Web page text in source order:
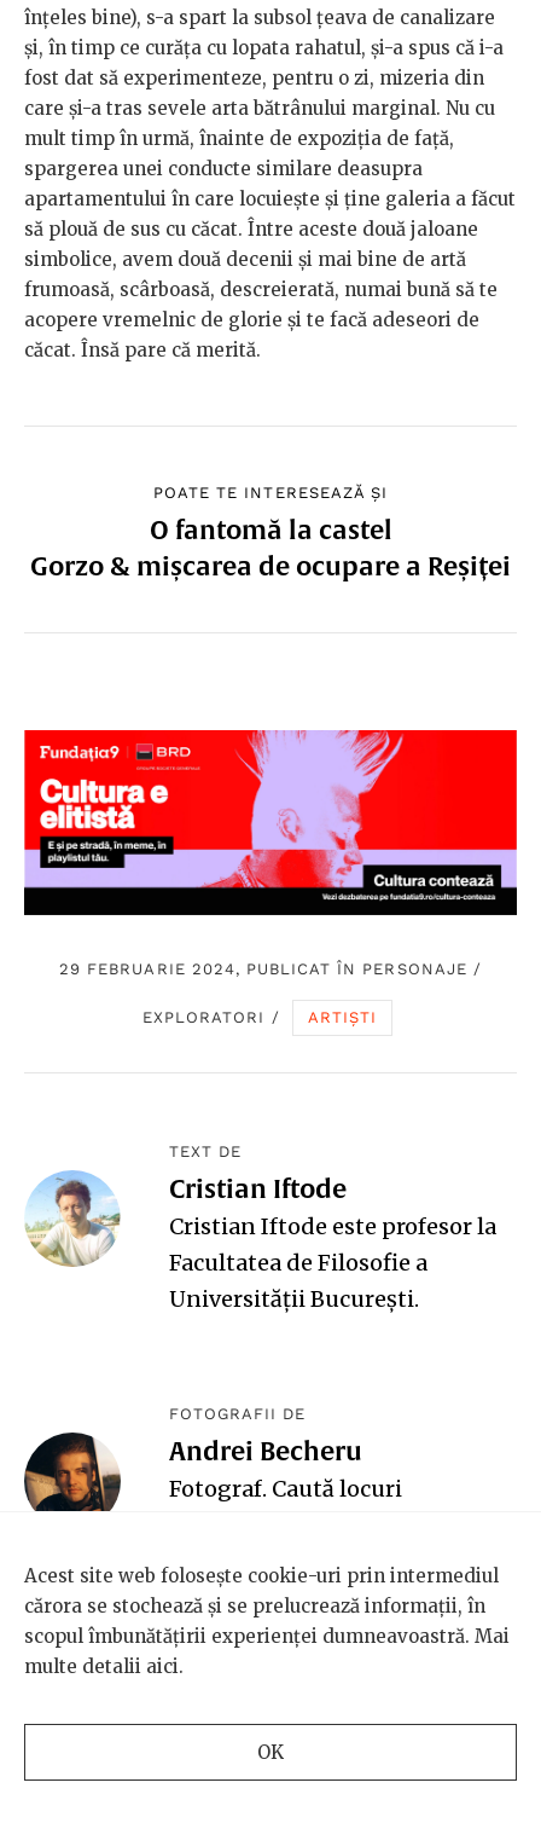
înţeles bine), s-a spart la subsol ţeava de canalizare
şi, în timp ce curăţa cu lopata rahatul, şi-a spus că i-a
fost dat să experimenteze, pentru o zi, mizeria din
care şi-a tras sevele arta bătrânului marginal. Nu cu
mult timp în urmă, înainte de expoziţia de faţă,
spargerea unei conducte similare deasupra
apartamentului în care locuieşte şi ţine galeria a făcut
să plouă de sus cu căcat. Între aceste două jaloane
simbolice, avem două decenii şi mai bine de artă
frumoasă, scârboasă, descreierată, numai bună să te
acopere vremelnic de glorie şi te facă adeseori de
căcat. Însă pare că merită.
POATE TE INTERESEAZĂ ȘI
O fantomă la castel
Gorzo & mișcarea de ocupare a Reșiței
29 FEBRUARIE 2024, PUBLICAT ÎN PERSONAJE /
EXPLORATORI / ARTIȘTI
TEXT DE
Cristian Iftode
Cristian Iftode este profesor la
Facultatea de Filosofie a
Universității București.
FOTOGRAFII DE
Andrei Becheru
Fotograf. Cautălocuri
Despre noi
Personaje
Acest site web folosește cookie-uri prin intermediul
cărora se stochează și se prelucrează informații, în
scopul îmbunătățirii experienței dumneavoastră. Mai
multe detalii aici.
OK